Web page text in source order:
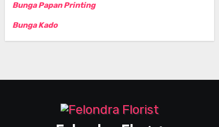
Bunga Papan Printing
Bunga Kado